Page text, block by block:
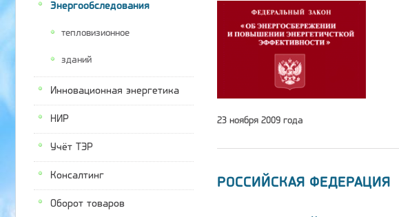
Энергообследования
тепловизионное
зданий
Инновационная энергетика
НИР
Учёт ТЭР
Консалтинг
Оборот товаров
23 ноября 2009 года
РОССИЙСКАЯ ФЕДЕРАЦИЯ